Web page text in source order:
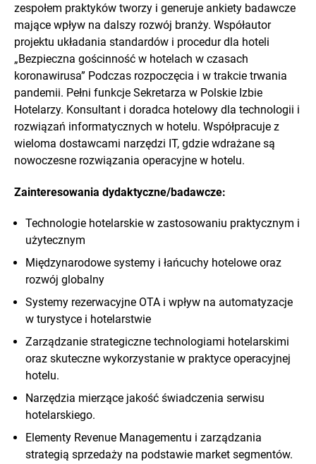
zespołem praktyków tworzy i generuje ankiety badawcze
mające wpływ na dalszy rozwój branży. Współautor
projektu układania standardów i procedur dla hoteli
„Bezpieczna gościnność w hotelach w czasach
koronawirusa” Podczas rozpoczęcia i w trakcie trwania
pandemii. Pełni funkcje Sekretarza w Polskie Izbie
Hotelarzy. Konsultant i doradca hotelowy dla technologii i
rozwiązań informatycznych w hotelu. Współpracuje z
wieloma dostawcami narzędzi IT, gdzie wdrażane są
nowoczesne rozwiązania operacyjne w hotelu.
Zainteresowania dydaktyczne/badawcze:
Technologie hotelarskie w zastosowaniu praktycznym i
użytecznym
Międzynarodowe systemy i łańcuchy hotelowe oraz
rozwój globalny
Systemy rezerwacyjne OTA i wpływ na automatyzacje
w turystyce i hotelarstwie
Zarządzanie strategiczne technologiami hotelarskimi
oraz skuteczne wykorzystanie w praktyce operacyjnej
hotelu.
Narzędzia mierzące jakość świadczenia serwisu
hotelarskiego.
Elementy Revenue Managementu i zarządzania
strategią sprzedaży na podstawie market segmentów.